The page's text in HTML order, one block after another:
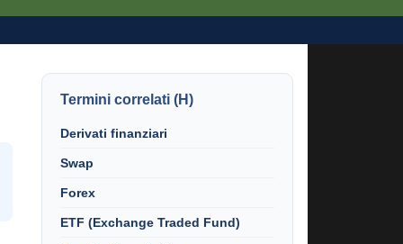
Termini correlati (H)
Derivati finanziari
Swap
Forex
ETF (Exchange Traded Fund)